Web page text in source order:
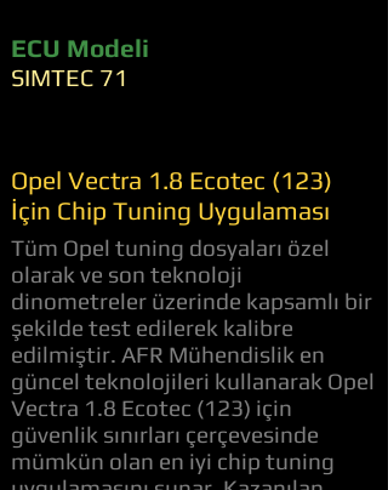
ECU Modeli
SIMTEC 71
Opel Vectra 1.8 Ecotec (123)
İçin Chip Tuning Uygulaması
Tüm Opel tuning dosyaları özel
olarak ve son teknoloji
dinometreler üzerinde kapsamlı bir
şekilde test edilerek kalibre
edilmiştir. AFR Mühendislik en
güncel teknolojileri kullanarak Opel
Vectra 1.8 Ecotec (123) için
güvenlik sınırları çerçevesinde
mümkün olan en iyi chip tuning